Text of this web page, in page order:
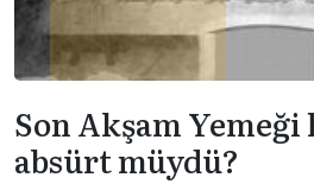
Son Akşam Yemeği
absürt müydü?